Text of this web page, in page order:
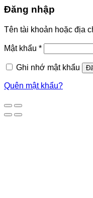
Đăng nhập
Tên tài khoản hoặc địa
Mật khẩu *
Ghi nhớ mật khẩu
Quên mật khẩu?